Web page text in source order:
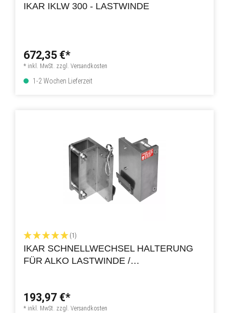
IKAR IKLW 300 - LASTWINDE
672,35 €*
* inkl. MwSt. zzgl. Versandkosten
1-2 Wochen Lieferzeit
(1)
IKAR SCHNELLWECHSEL HALTERUNG
FÜR ALKO LASTWINDE /
193,97 €*
* inkl. MwSt. zzgl. Versandkosten